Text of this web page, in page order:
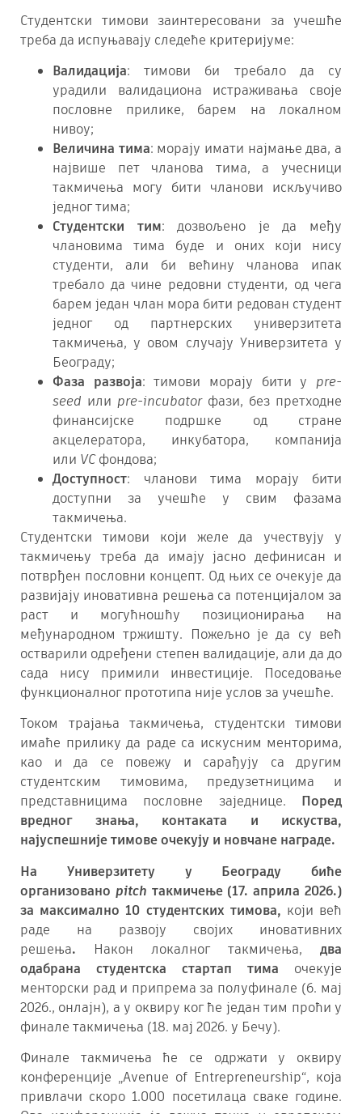
Студентски тимови заинтересовани за учешће
треба да испуњавају следеће критеријуме:
Валидација: тимови би требало да су
урадили валидациона истраживања своје
пословне прилике, барем на локалном
нивоу;
Величина тима: морају имати најмање два, а
највише пет чланова тима, а учесници
такмичења могу бити чланови искључиво
једног тима;
Студентски тим: дозвољено је да међу
члановима тима буде и оних који нису
студенти, али би већину чланова ипак
требало да чине редовни студенти, од чега
барем један члан мора бити редован студент
једног од партнерских универзитета
такмичења, у овом случају Универзитета у
Београду;
Фаза развоја: тимови морају бити у pre-
seed или pre-incubatorфази, без претходне
финансијске подршке од стране
акцелератора, инкубатора, компанија
или VCфондова;
Доступност: чланови тима морају бити
доступни за учешће у свим фазама
такмичења.
Студентски тимови који желе да учествују у
такмичењу треба да имају јасно дефинисан и
потврђен пословни концепт. Од њих се очекује да
развијају иновативна решења са потенцијалом за
раст и могућношћу позиционирања на
међународном тржишту. Пожељно је да су већ
остварили одређени степен валидације, али да до
сада нису примили инвестиције. Поседовање
функционалног прототипа није услов за учешће.
Током трајања такмичења, студентски тимови
имаће прилику да раде са искусним менторима,
као и да се повежу и сарађују са другим
студентским тимовима, предузетницима и
представницима пословне заједнице. Поред
вредног знања, контаката и искуства,
најуспешније тимове очекују и новчане награде.
На Универзитету у Београду биће
организовано pitch такмичење (17. априла 2026.)
за максимално 10 студентских тимова, који већ
раде на развоју својих иновативних
решења. Након локалног такмичења, два
одабрана студентска стартап тима очекује
менторски рад и припрема за полуфинале (6. мај
2026., онлајн), а у оквиру ког ће један тим проћи у
финале такмичења (18. мај 2026. у Бечу).
Финале такмичења ће се одржати у оквиру
конференције „Avenue of Entrepreneurship“, која
привлачи скоро 1.000 посетилаца сваке године.